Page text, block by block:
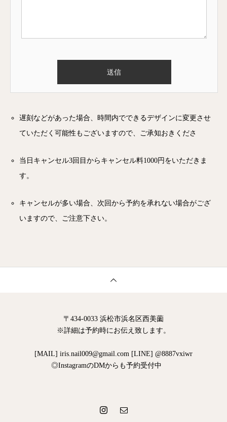
遅刻などがあった場合、時間内でできるデザインに変更させ
ていただく可能性もございますので、ご承知おきくださ
当日キャンセル3回目からキャンセル料1000円をいただきま
す。
キャンセルが多い場合、次回から予約を承れない場合がござ
いますので、ご注意下さい。
〒434-0033 浜松市浜名区西美薗
※詳細は予約時にお伝え致します。
[MAIL] iris.nail009@gmail.com [LINE] @8887vxiwr
◎InstagramのDMからも予約受付中